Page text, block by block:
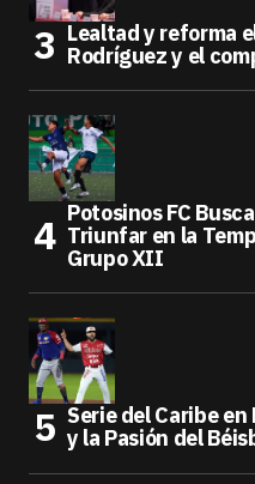
Lealtad y reforma
Rodríguez y el
Potosinos FC
Triunfar en la
Grupo XII
Serie del Caribe
y la Pasión del